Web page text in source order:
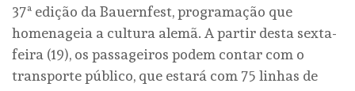
37ª edição da Bauernfest, programação que
homenageia a cultura alemã. A partir desta sexta-
feira (19), os passageiros podem contar com o
transporte público, que estará com 75 linhas de